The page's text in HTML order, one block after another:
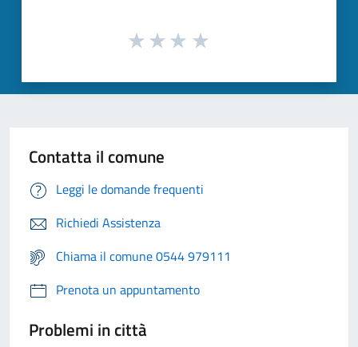
Contatta il comune
Leggi le domande frequenti
Richiedi Assistenza
Chiama il comune 0544 979111
Prenota un appuntamento
Problemi in città